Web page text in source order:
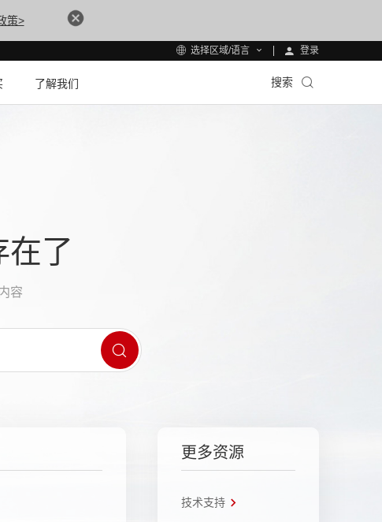
策>
选择区域/语言 登录
了解我们 搜索
了
容
更多资源
技术支持